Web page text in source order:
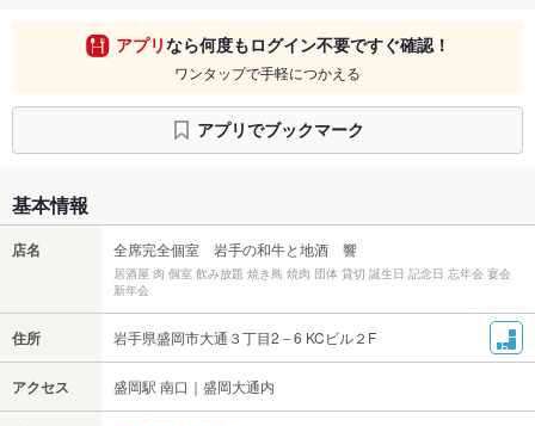
アプリなら何度もログイン不要ですぐ確認！
ワンタップで手軽につかえる
アプリでブックマーク
基本情報
店名 全席完全個室 岩手の和牛と地酒 響
居酒屋 肉 個室 飲み放題 焼き鳥 焼肉 団体 貸切 誕生日 記念日 忘年会 宴会
新年会
住所 岩手県盛岡市大通３丁目2－6 KCビル２F
アクセス 盛岡駅 南口｜盛岡大通内